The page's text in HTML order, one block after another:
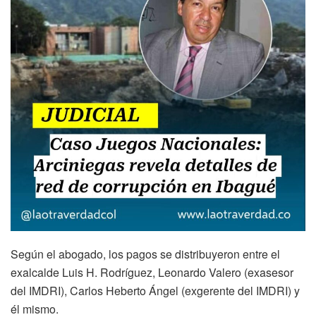
Según el abogado, los pagos se distribuyeron entre el
exalcalde Luis H. Rodríguez, Leonardo Valero (exasesor
del IMDRI), Carlos Heberto Ángel (exgerente del IMDRI) y
él mismo.